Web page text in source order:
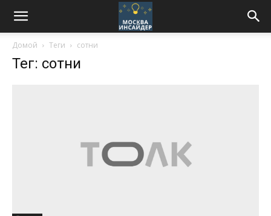
Домой Теги сотни
Тег: сотни